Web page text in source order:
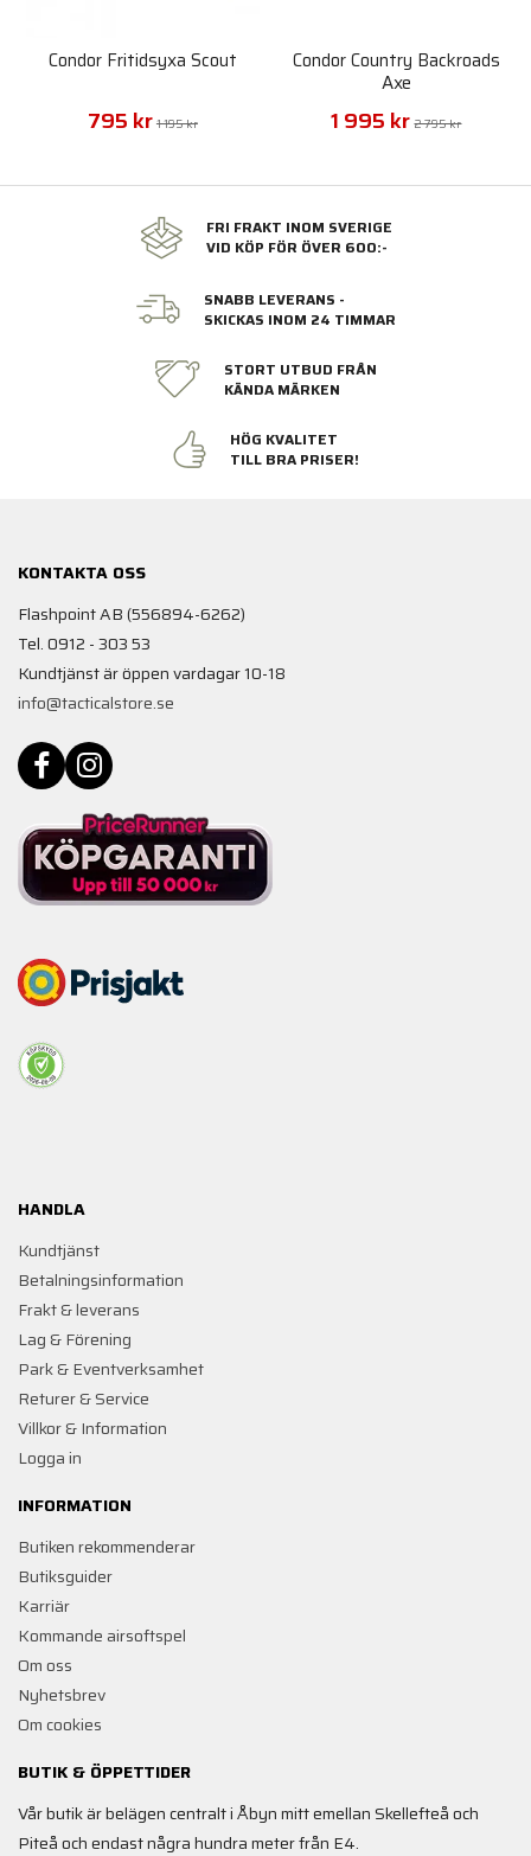
Condor Fritidsyxa Scout
795 kr 1 195 kr
Condor Country Backroads
Axe
1 995 kr 2 795 kr
FRI FRAKT INOM SVERIGE
VID KÖP FÖR ÖVER 600:-
SNABB LEVERANS -
SKICKAS INOM 24 TIMMAR
STORT UTBUD FRÅN
KÄNDA MÄRKEN
HÖG KVALITET
TILL BRA PRISER!
KONTAKTA OSS
Flashpoint AB (556894-6262)
Tel. 0912 - 303 53
Kundtjänst är öppen vardagar 10-18
info@tacticalstore.se
HANDLA
Kundtjänst
Betalningsinformation
Frakt & leverans
Lag & Förening
Park & Eventverksamhet
Returer & Service
Villkor & Information
Logga in
INFORMATION
Butiken rekommenderar
Butiksguider
Karriär
Kommande airsoftspel
Om oss
Nyhetsbrev
Om cookies
BUTIK & ÖPPETTIDER
Vår butik är belägen centralt i Åbyn mitt emellan Skellefteå och
Piteå och endast några hundra meter från E4.